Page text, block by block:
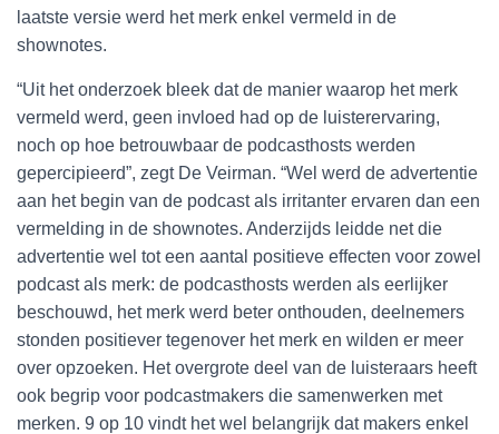
laatste versie werd het merk enkel vermeld in de
shownotes.
“Uit het onderzoek bleek dat de manier waarop het merk
vermeld werd, geen invloed had op de luisterervaring,
noch op hoe betrouwbaar de podcasthosts werden
gepercipieerd”, zegt De Veirman. “Wel werd de advertentie
aan het begin van de podcast als irritanter ervaren dan een
vermelding in de shownotes. Anderzijds leidde net die
advertentie wel tot een aantal positieve effecten voor zowel
podcast als merk: de podcasthosts werden als eerlijker
beschouwd, het merk werd beter onthouden, deelnemers
stonden positiever tegenover het merk en wilden er meer
over opzoeken. Het overgrote deel van de luisteraars heeft
ook begrip voor podcastmakers die samenwerken met
merken. 9 op 10 vindt het wel belangrijk dat makers enkel